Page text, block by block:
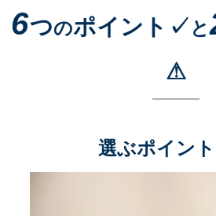
6つのポイント✓ と
⚠
選ぶポイント